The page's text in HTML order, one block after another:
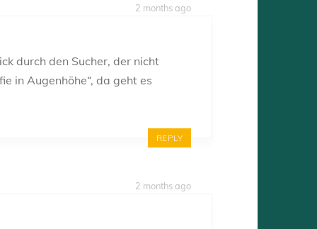
2 months ago
durch den Sucher, der nicht
in Augenhöhe“, da geht es
REPLY
2 months ago